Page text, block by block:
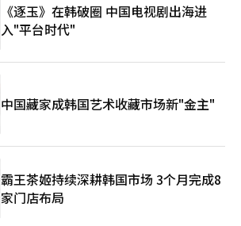
《逐玉》在韩破圈 中国电视剧出海进
入"平台时代"
中国藏家成韩国艺术收藏市场新"金主"
霸王茶姬持续深耕韩国市场 3个月完成8
家门店布局